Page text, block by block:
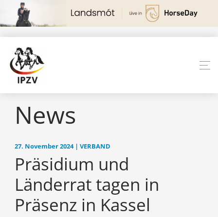
News
27. November 2024 | VERBAND
Präsidium und
Länderrat tagen in
Präsenz in Kassel